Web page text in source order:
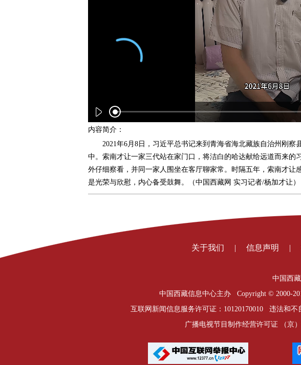
内容简介：
2021年6月8日，习近平总书记来到青海省海北藏族自治州刚
中。索南才让一家三代站在家门口，将洁白的哈达献给远道而来的
外仔细察看，并同一家人围坐在客厅聊家常。时隔五年，索南才让
是光荣与欣慰，内心备受鼓舞。（中国西藏网 实习记者/杨加才让）
关于我们 | 信息声明 |
中国西
中国西藏信息中心主办 Copyright © 2000-
互联网新闻信息服务许可证：10120170010 违法和
广播电视节目制作经营许可证 （京